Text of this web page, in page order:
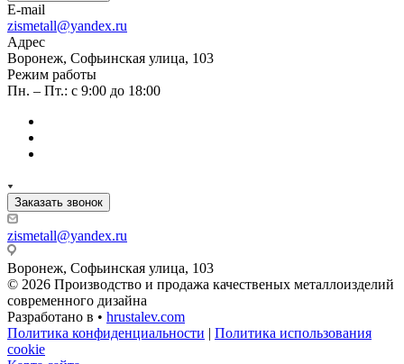
E-mail
zismetall@yandex.ru
Адрес
Воронеж, Софьинская улица, 103
Режим работы
Пн. – Пт.: с 9:00 до 18:00
Заказать звонок
zismetall@yandex.ru
Воронеж, Софьинская улица, 103
© 2026 Производство и продажа качественых металлоизделий
современного дизайна
Разработано в • hrustalev.com
Политика конфиденциальности | Политика использования
cookie